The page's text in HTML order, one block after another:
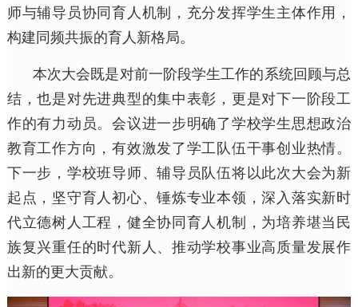
师与辅导员协同育人机制，充分发挥学生主体作用，
构建同频共振的育人新格局。
本次大会既是对前一阶段学生工作的系统回顾与总
结，也是对先进典型的集中表彰，更是对下一阶段工
作的有力动员。会议进一步明确了学校学生思想政治
教育工作方向，有效激发了学工队伍干事创业热情。
下一步，学校班导师、辅导员队伍将以此次大会为新
起点，坚守育人初心、锤炼专业本领，深入落实新时
代立德树人工程，健全协同育人机制，为培养堪当民
族复兴重任的时代新人、推动学校事业高质量发展作
出新的更大贡献。